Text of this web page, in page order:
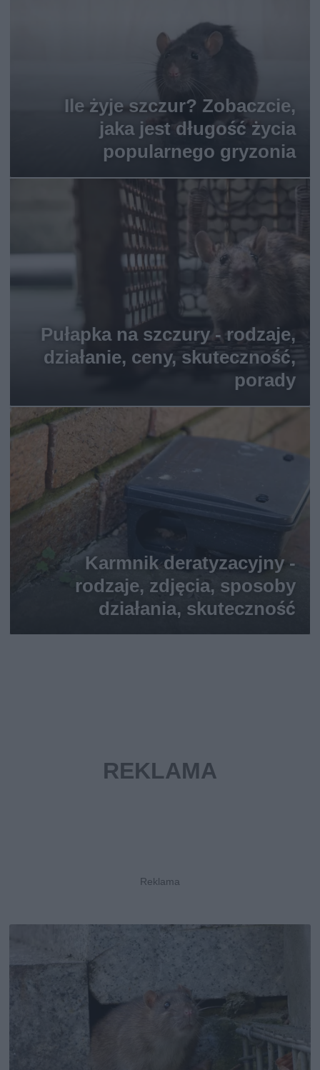
Ile żyje szczur? Zobaczcie,
jaka jest długość życia
popularnego gryzonia
Pułapka na szczury - rodzaje,
działanie, ceny, skuteczność,
porady
Karmnik deratyzacyjny -
rodzaje, zdjęcia, sposoby
działania, skuteczność